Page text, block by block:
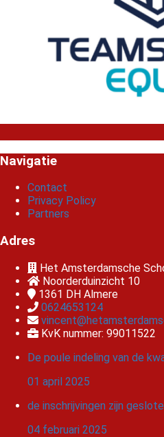
Navigatie
Contact
Privacy Policy
Partners
Adres
Het Amsterdamsche
Noorderduinzicht 10
1361 DH Almere
0624653124
KvK nummer: 99011522
De poule indeling van de
01 april 2025
de inschrijvingen zijn
04 februari 2025